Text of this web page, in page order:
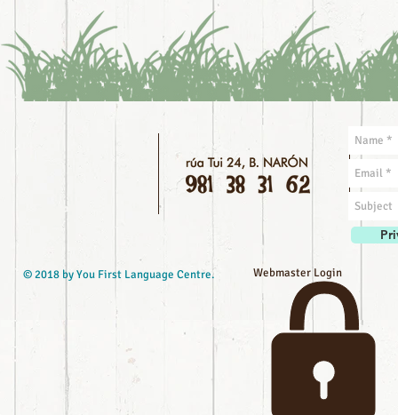
© 2018 by You First Language Centre. Webmaster Login